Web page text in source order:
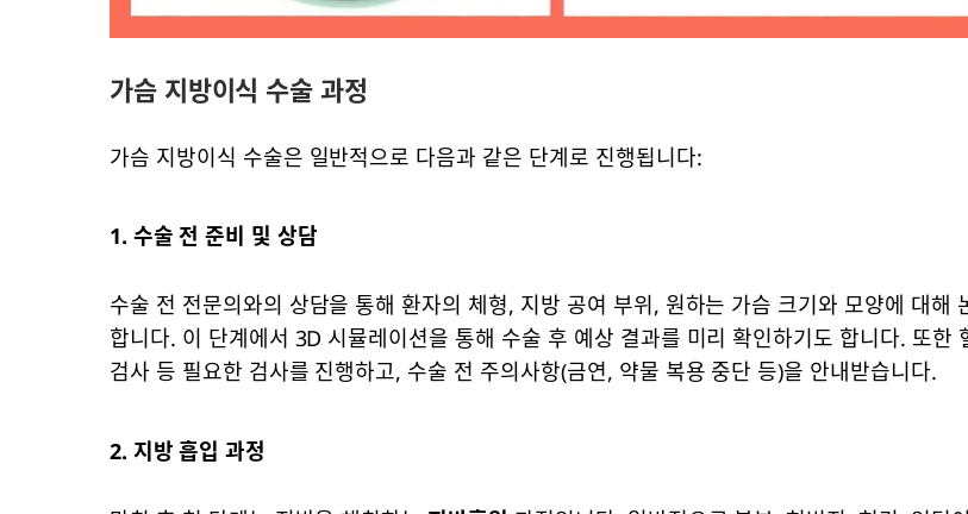
가슴 지방이식 수술 과정
가슴 지방이식 수술은 일반적으로 다음과 같은 단계로 진행됩니다:
1. 수술 전 준비 및 상담
수술 전 전문의와의 상담을 통해 환자의 체형, 지방 공여 부위, 원하는 가슴 크기와 모양에 대해
합니다. 이 단계에서 3D 시뮬레이션을 통해 수술 후 예상 결과를 미리 확인하기도 합니다. 또한
검사 등 필요한 검사를 진행하고, 수술 전 주의사항(금연, 약물 복용 중단 등)을 안내받습니다.
2. 지방 흡입 과정